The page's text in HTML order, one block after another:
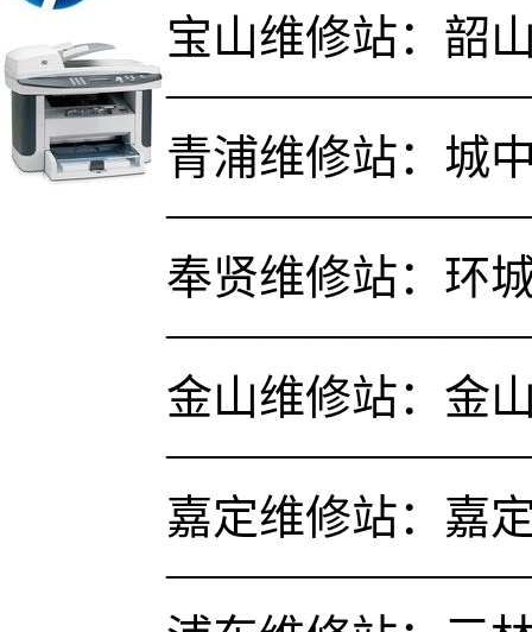
宝山维修站：韶
青浦维修站：城
奉贤维修站：环
金山维修站：金
嘉定维修站：嘉